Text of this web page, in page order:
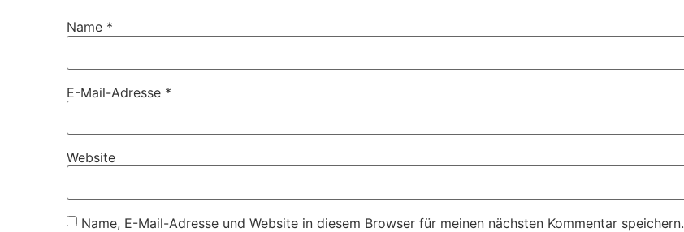
Name *
E-Mail-Adresse *
Website
Name, E-Mail-Adresse und Website in diesem Browser für meinen nächsten Kommentar speichern.